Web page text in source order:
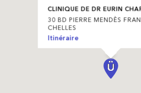
CLINIQUE DE DR EURIN
30 BD PIERRE MENDÈS
CHELLES
Itinéraire